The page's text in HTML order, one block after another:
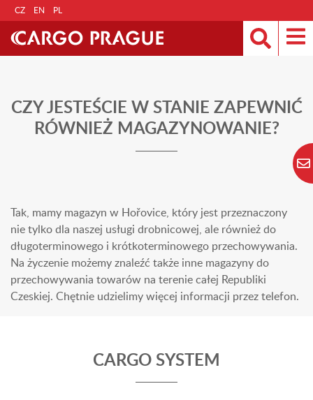
CZ EN PL
CZY JESTEŚCIE W STANIE ZAPEWNIĆ
RÓWNIEŻ MAGAZYNOWANIE?
Tak, mamy magazyn w Hořovice, który jest przeznaczony
nie tylko dla naszej usługi drobnicowej, ale również do
długoterminowego i krótkoterminowego przechowywania.
Na życzenie możemy znaleźć także inne magazyny do
przechowywania towarów na terenie całej Republiki
Czeskiej. Chętnie udzielimy więcej informacji przez telefon.
CARGO SYSTEM